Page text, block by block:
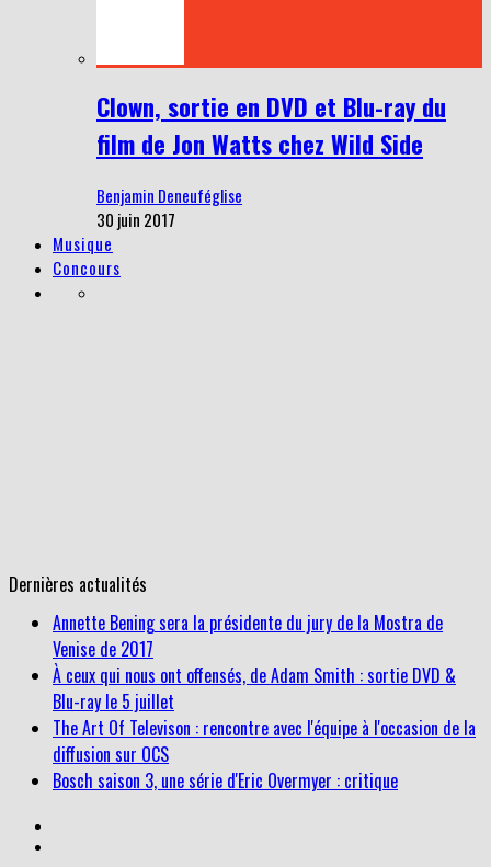
Clown, sortie en DVD et Blu-ray du
film de Jon Watts chez Wild Side
Benjamin Deneuféglise
30 juin 2017
Musique
Concours
Dernières actualités
À ceux qui nous ont offensés, de Adam Smith : sortie DVD &
Blu-ray le 5 juillet
The Art Of Televison : rencontre avec l'équipe à l'occasion de la
diffusion sur OCS
Bosch saison 3, une série d'Eric Overmyer : critique
Annette Bening sera la présidente du jury de la Mostra de
Venise de 2017